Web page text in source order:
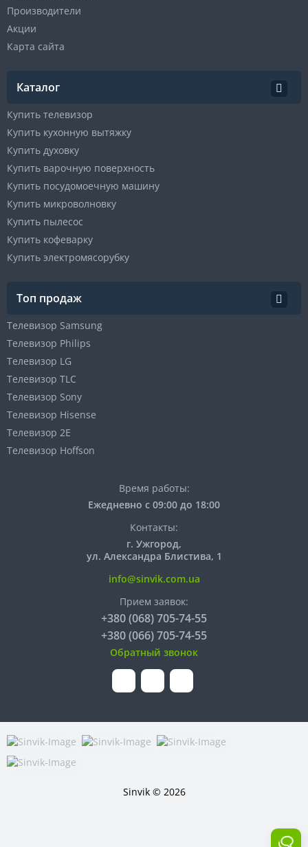
Производители
Акции
Карта сайта
Каталог
Купить телевизор
Купить кухонную вытяжку
Купить духовку
Купить варочную поверхность
Купить посудомоечную машину
Купить микроволновку
Купить пылесос
Купить кофеварку
Купить электромясорубку
Топ продаж
Телевизор Samsung
Телевизор Philips
Телевизор LG
Телевизор TLC
Телевизор Sony
Телевизор Hisense
Телевизор 2E
Телевизор Hoffson
Время работы:
Ежедневно с 09:00 до 18:00
Контакты:
г. Ужгород,
ул. Александра Блистива, 1
info@sinvik.com.ua
Прием заявок:
+380 (068) 705-74-55
+380 (066) 705-74-55
Обратный звонок
Sinvik © 2026